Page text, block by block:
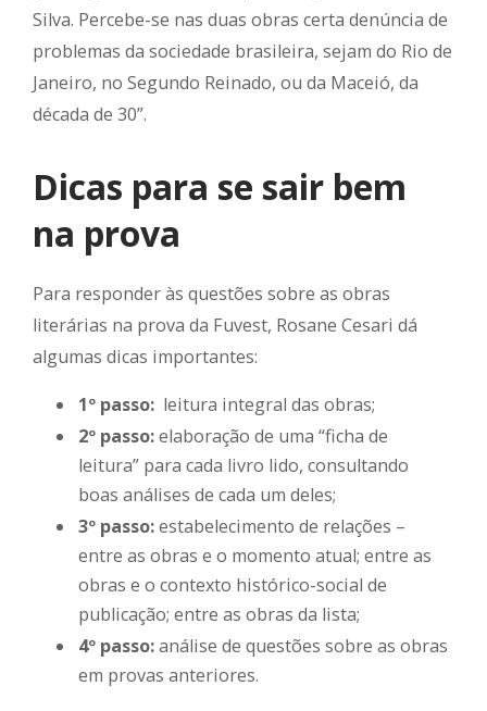
Silva. Percebe-se nas duas obras certa denúncia de
problemas da sociedade brasileira, sejam do Rio de
Janeiro, no Segundo Reinado, ou da Maceió, da
década de 30”.
Dicas para se sair bem
na prova
Para responder às questões sobre as obras
literárias na prova da Fuvest, Rosane Cesari dá
algumas dicas importantes:
1º passo: leitura integral das obras;
2º passo:elaboração de uma “ficha de
leitura” para cada livro lido, consultando
boas análises de cada um deles;
3º passo:estabelecimento de relações –
entre as obras e o momento atual; entre as
obras e o contexto histórico-social de
publicação; entre as obras da lista;
4º passo:análise de questões sobre as obras
em provas anteriores.